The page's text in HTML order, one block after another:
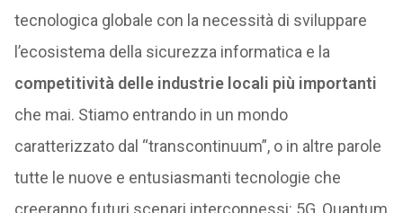
tecnologica globale con la necessità di sviluppare
l’ecosistema della sicurezza informatica e la
competitività delle industrie locali più importanti
che mai. Stiamo entrando in un mondo
caratterizzato dal “transcontinuum”, o in altre parole
tutte le nuove e entusiasmanti tecnologie che
creeranno futuri scenari interconnessi: 5G, Quantum